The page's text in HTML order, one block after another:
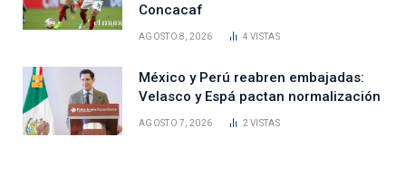
Concacaf
AGOSTO 8, 2026 4VISTAS
México y Perú reabren embajadas:
Velasco y Espá pactan normalización
AGOSTO 7, 2026 2VISTAS